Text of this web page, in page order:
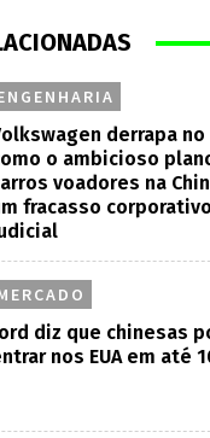
derrapa no
o ambicioso
voadores na
fracasso
diz que chinesas
nos EUA em até